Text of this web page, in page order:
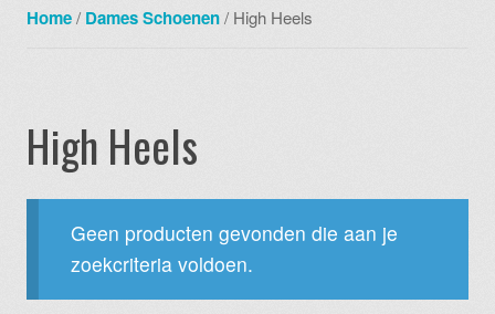
Home/ Dames Schoenen/ High Heels
High Heels
Geen producten gevonden die aan je
zoekcriteria voldoen.